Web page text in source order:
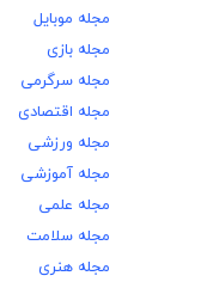
مجله موبایل
مجله بازی
مجله سرگرمی
مجله اقتصادی
مجله ورزشی
مجله آموزشی
مجله علمی
مجله سلامت
مجله هنری